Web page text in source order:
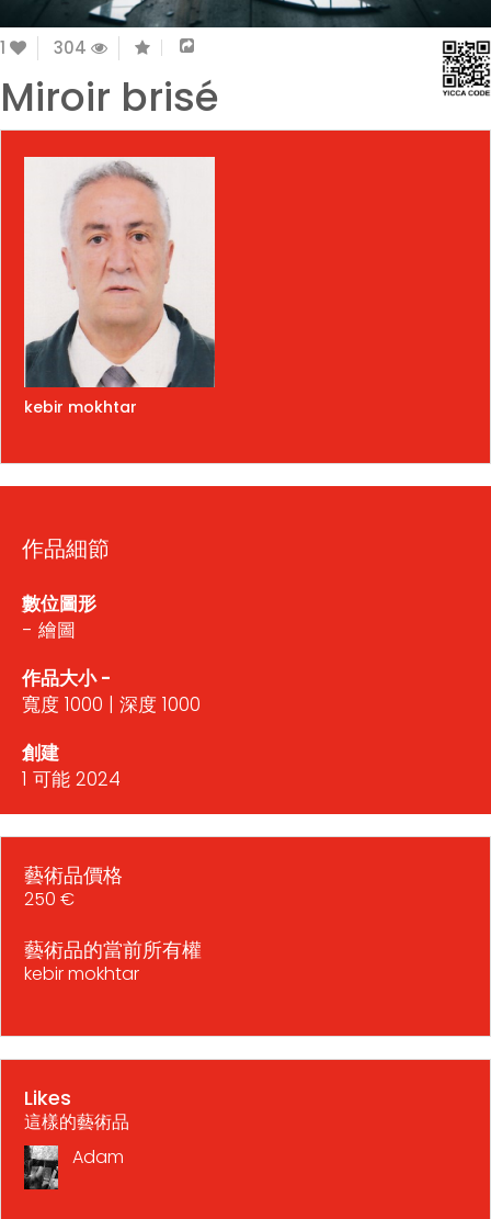
1 304
Miroir brisé
kebir mokhtar
作品細節
數位圖形
- 繪圖
作品大小 -
寬度 1000 | 深度 1000
創建
1 可能 2024
藝術品價格
250 €
藝術品的當前所有權
kebir mokhtar
Likes
這樣的藝術品
Adam